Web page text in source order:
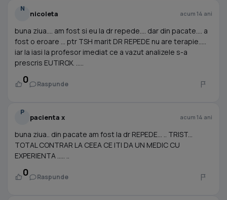
N
nicoleta acum 14 ani
buna ziua.... am fost si eu la dr repede.... dar din pacate.... a
fost o eroare ... ptr TSH marit DR REPEDE nu are terapie.....
iar la iasi la profesor imediat ce a vazut analizele s-a
prescris EUTIROX. .....
0 Raspunde
P
pacienta x acum 14 ani
buna ziua.. din pacate am fost la dr REPEDE... .. TRIST...
TOTAL CONTRAR LA CEEA CE ITI DA UN MEDIC CU
EXPERIENTA ..... ..
0 Raspunde